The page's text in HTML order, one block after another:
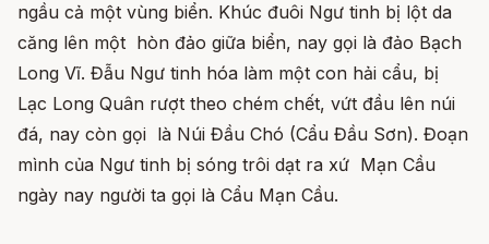
ngầu cả một vùng biển. Khúc đuôi Ngư tinh bị lột da
căng lên một hòn đảo giữa biển, nay gọi là đảo Bạch
Long Vĩ. Đẫu Ngư tinh hóa làm một con hải cẩu, bị
Lạc Long Quân rượt theo chém chết, vứt đầu lên núi
đá, nay còn gọi là Núi Đầu Chó (Cẩu Đầu Sơn). Đoạn
mình của Ngư tinh bị sóng trôi dạt ra xứ Mạn Cầu
ngày nay người ta gọi là Cẩu Mạn Cầu.